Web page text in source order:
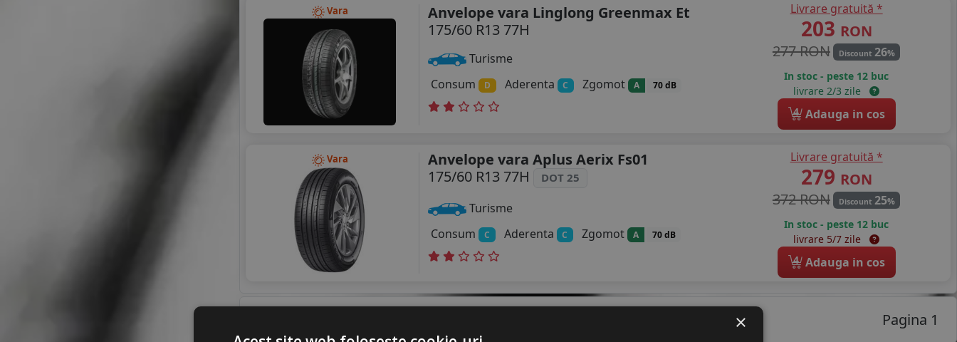
Vara
Anvelope vara Linglong Greenmax Et
175/60 R13 77H
Turisme
Consum
D Aderenta C Zgomot A 70 dB
Livrare gratuită *
203 RON
277 RON
Discount 26%
In stoc - peste 12 buc
livrare 2/3 zile
4 Adauga in cos
Vara
Anvelope vara Aplus Aerix Fs01
175/60 R13 77H
DOT 25
Turisme
Consum
C Aderenta C Zgomot A 70 dB
Livrare gratuită *
279 RON
372 RON
Discount 25%
In stoc - peste 12 buc
livrare 5/7 zile
4 Adauga in cos
Pagina 1
×